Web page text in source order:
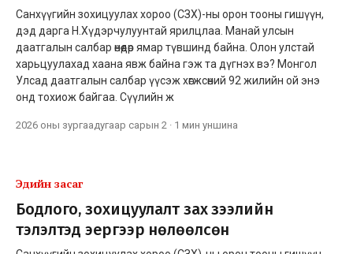
Санхүүгийн зохицуулах хороо (СЗХ)-ны орон тооны гишүүн,
дэд дарга Н.Хүдэрчулуунтай ярилцлаа. Манай улсын
даатгалын салбар өнөөдөр ямар түвшинд байна. Олон улстай
харьцуулахад хаана явж байна гэж та дүгнэх вэ? Монгол
Улсад даатгалын салбар үүсэж хөгжсөний 92 жилийн ой энэ
онд тохиож байгаа. Сүүлийн ж
2026 оны зургаадугаар сарын 2 · 1 мин уншина
Эдийн засаг
Бодлого, зохицуулалт зах зээлийн
тэлэлтэд эергээр нөлөөлсөн